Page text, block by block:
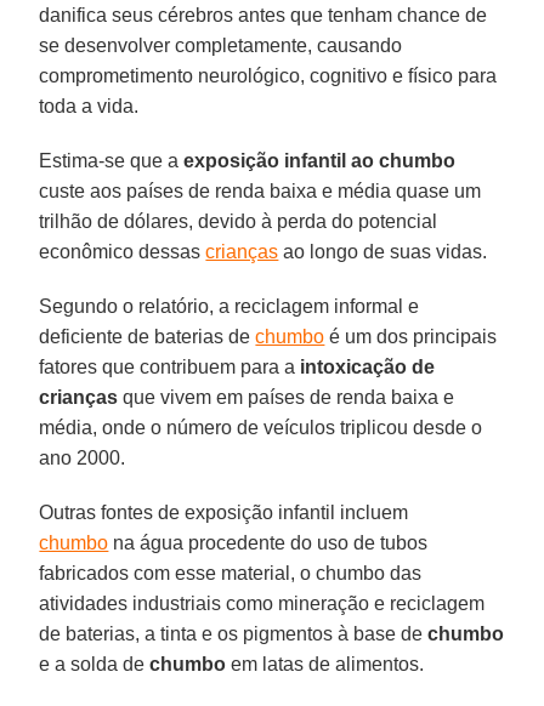
danifica seus cérebros antes que tenham chance de
se desenvolver completamente, causando
comprometimento neurológico, cognitivo e físico para
toda a vida.
Estima-se que aexposição infantil ao chumbo
custe aos países de renda baixa e média quase um
trilhão de dólares, devido à perda do potencial
econômico dessascrianças ao longo de suas vidas.
Segundo o relatório, a reciclagem informal e
deficiente de baterias dechumbo é um dos principais
fatores que contribuem para a intoxicação de
crianças que vivem em países de renda baixa e
média, onde o número de veículos triplicou desde o
ano 2000.
Outras fontes de exposição infantil incluem
chumbo na água procedente do uso de tubos
fabricados com esse material, o chumbo das
atividades industriais como mineração e reciclagem
de baterias, a tinta e os pigmentos à base dechumbo
e a solda dechumbo em latas de alimentos.